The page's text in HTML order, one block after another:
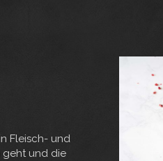
Fleisch- und
geht und die